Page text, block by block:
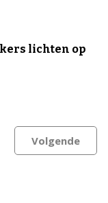
lichten op
Volgende